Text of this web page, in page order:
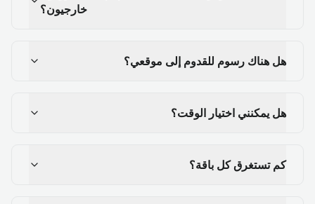
خارجيون؟
هل هناك رسوم للقدوم إلى موقعي؟
هل يمكنني اختيار الوقت؟
كم تستغرق كل باقة؟